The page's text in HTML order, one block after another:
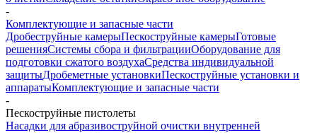
-
Комплектующие и запасные части
Дробеструйные камерыПескоструйные камерыГотовые
решенияСистемы сбора и фильтрацииОборудование для
подготовки сжатого воздухаСредства индивидуальной
защитыДробеметные установкиПескоструйные установки и
аппаратыКомплектующие и запасные части
-
Пескоструйные пистолеты
Насадки для абразивоструйной очистки внутренней